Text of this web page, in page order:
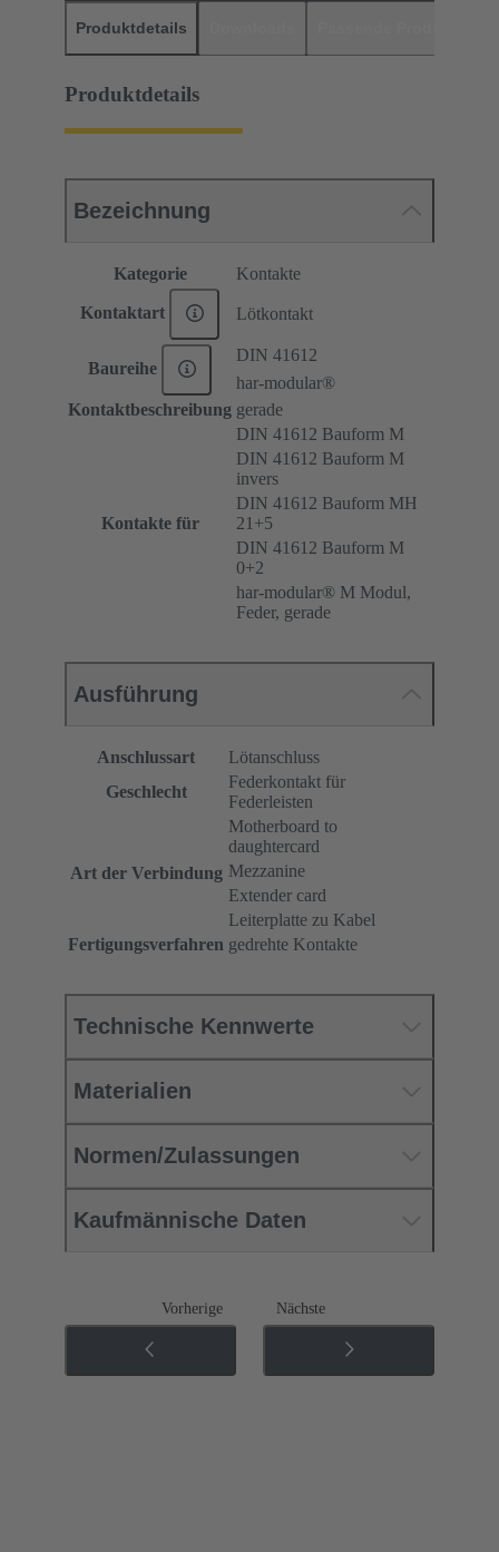
Produktdetails
Produktdetails
Bezeichnung
Kategorie Kontakte
Kontaktart Lötkontakt
Baureihe
DIN 41612
har-modular®
Kontaktbeschreibung gerade
Kontakte für
DIN 41612 Bauform M
DIN 41612 Bauform M
invers
DIN 41612 Bauform MH
21+5
DIN 41612 Bauform M
0+2
har-modular® M Modul,
Feder, gerade
Ausführung
Anschlussart
Lötanschluss
Geschlecht
Federkontakt für
Federleisten
Art der Verbindung
Motherboard to
daughtercard
Mezzanine
Extender card
Leiterplatte zu Kabel
Fertigungsverfahren gedrehte Kontakte
Technische Kennwerte
Materialien
Normen/Zulassungen
Kaufmännische Daten
Vorherige Nächste